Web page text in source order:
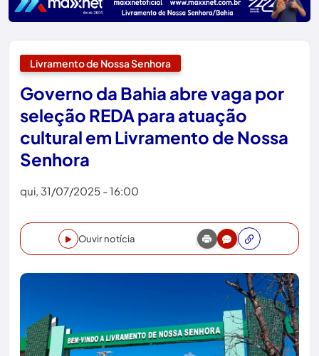
Livramento de Nossa Senhora
Governo da Bahia abre vaga por
seleção REDA para atuação
cultural em Livramento de Nossa
Senhora
qui, 31/07/2025 - 16:00
Ouvir notícia